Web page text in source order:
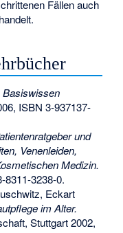
Fällen auch
Basiswissen
ISBN 3-937137-
und
Venenleiden,
Medizin.
8311-3238-0.
Eckart
im Alter.
Stuttgart 2002,